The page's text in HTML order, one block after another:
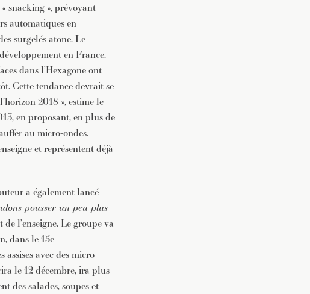
snacking », prévoyant
automatiques en
surgelés atone. Le
en France.
dans l’Hexagone ont
Cette tendance devrait se
2018 », estime le
en proposant, en plus de
au micro-ondes.
et représentent déjà
a également lancé
pousser un peu plus
l’enseigne. Le groupe va
dans le 15e
avec des micro-
le 12 décembre, ira plus
des salades, soupes et